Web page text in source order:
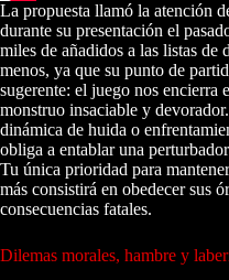
La propuesta llamó la atención
durante su presentación el
miles de añadidos a las listas de
menos, ya que su punto de
sugerente: el juego nos encierra
monstruo insaciable y
dinámica de huida o
obliga a entablar una
Tu única prioridad para
más consistirá en obedecer sus
consecuencias fatales.
Dilemas morales, hambre y